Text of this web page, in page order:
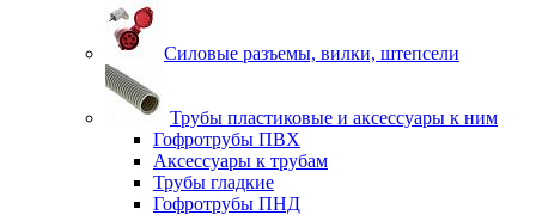
Силовые разъемы, вилки, штепсели
Трубы пластиковые и аксессуары к ним
Гофротрубы ПВХ
Аксессуары к трубам
Трубы гладкие
Гофротрубы ПНД